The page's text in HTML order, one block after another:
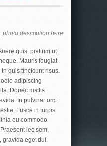
photo description here
quis, pretium ut
Mauris feugiat
In quis tincidunt risus.
adipiscing
Donec mattis
In pulvinar orci
Fusce in turpis
eu commodo
leo sem,
gravida eget dui.